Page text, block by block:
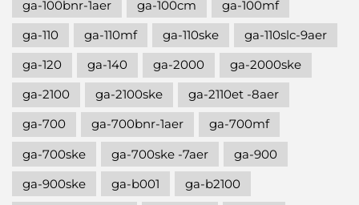
ga-100bnr-1aer ga-100cm
ga-100mf
ga-110
ga-110mf ga-110ske
ga-110slc-9aer
ga-120
ga-140 ga-2000
ga-2000ske
ga-2100
ga-2100ske
ga-2110et -8aer
ga-700
ga-700bnr-1aer
ga-700mf
ga-700ske
ga-700ske -7aer
ga-900
ga-900ske
ga-b001
ga-b2100